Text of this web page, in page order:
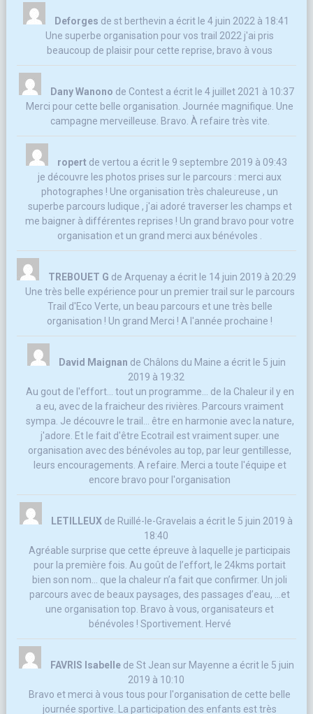
Deforges de st berthevin a écrit le 4 juin 2022 à 18:41
Une superbe organisation pour vos trail 2022 j'ai pris
beaucoup de plaisir pour cette reprise, bravo à vous
Dany Wanono de Contest a écrit le 4 juillet 2021 à 10:37
Merci pour cette belle organisation. Journée magnifique. Une
campagne merveilleuse. Bravo. À refaire très vite.
ropert de vertou a écrit le 9 septembre 2019 à 09:43
je découvre les photos prises sur le parcours : merci aux
photographes ! Une organisation très chaleureuse , un
superbe parcours ludique , j'ai adoré traverser les champs et
me baigner à différentes reprises ! Un grand bravo pour votre
organisation et un grand merci aux bénévoles .
TREBOUET G de Arquenay a écrit le 14 juin 2019 à 20:29
Une très belle expérience pour un premier trail sur le parcours
Trail d'Eco Verte, un beau parcours et une très belle
organisation ! Un grand Merci ! A l'année prochaine !
David Maignan de Châlons du Maine a écrit le 5 juin
2019 à 19:32
Au gout de l'effort... tout un programme... de la Chaleur il y en
a eu, avec de la fraicheur des rivières. Parcours vraiment
sympa. Je découvre le trail... être en harmonie avec la nature,
j'adore. Et le fait d'être Ecotrail est vraiment super. une
organisation avec des bénévoles au top, par leur gentillesse,
leurs encouragements. A refaire. Merci a toute l'équipe et
encore bravo pour l'organisation
LETILLEUX de Ruillé-le-Gravelais a écrit le 5 juin 2019 à
18:40
Agréable surprise que cette épreuve à laquelle je participais
pour la première fois. Au goût de l’effort, le 24kms portait
bien son nom... que la chaleur n’a fait que confirmer. Un joli
parcours avec de beaux paysages, des passages d’eau, ...et
une organisation top. Bravo à vous, organisateurs et
bénévoles ! Sportivement. Hervé
FAVRIS Isabelle de St Jean sur Mayenne a écrit le 5 juin
2019 à 10:10
Bravo et merci à vous tous pour l'organisation de cette belle
journée sportive. La participation des enfants est très